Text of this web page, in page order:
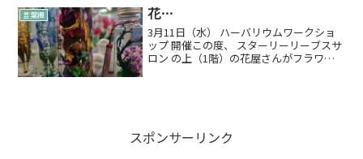
月にオープンをし2020年9月でまぁ約1年
弱ってとこ...
言葉綴 花…
3月11日（水） ハーバリウムワークショ
ップ 開催この度、 スターリーリーブスサ
ロン の上（1階）の花屋さんがフラワー
スポンサーリンク